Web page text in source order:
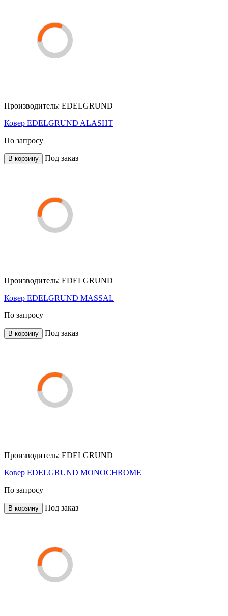
Производитель: EDELGRUND
Ковер EDELGRUND ALASHT
По запросу
В корзину Под заказ
Производитель: EDELGRUND
Ковер EDELGRUND MASSAL
По запросу
В корзину Под заказ
Производитель: EDELGRUND
Ковер EDELGRUND MONOCHROME
По запросу
В корзину Под заказ